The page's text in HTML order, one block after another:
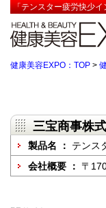
「テンスター疲労快少
健康美容EXPO：TOP >
三宝商事株
製品名 ： テンス
会社概要 ： 〒